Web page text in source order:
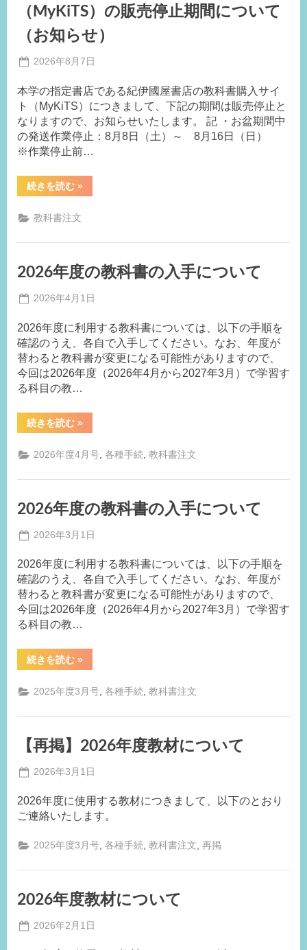
（MyKiTS）の販売停止期間について
（お知らせ）
Posted
2026年8月7日
務
局
K.I
本学の指定書店である紀伊國屋書店の教科書購入サイ
ト（MyKiTS）につきまして、下記の期間は販売停止と
なりますので、お知らせいたします。 記 ・お盆期間中
の発送作業停止：8月8日（土）～ 8月16日（日）
※作業停止前…
続きを読む“紀
伊
屋
書
の
科
書
購
サ
（MyKiTS）
販
売
停
止
つ
い
て
知
»
教科書注文
2026年度の教科書の入手について
Posted
2026年4月1日
務
局
2026年度に利用する教科書については、以下の手順を
確認のうえ、各自で入手してください。なお、年度が
替わると教科書が変更になる可能性がありますので、
今回は2026年度（2026年4月から2027年3月）で学習す
る科目の教…
続きを読む“2026
年
の
教
書
入
手
に
い
»
2026年度4月号 各種手続 ,教科書注文
2026年度の教科書の入手について
Posted
2026年3月1日
務
局
2026年度に利用する教科書については、以下の手順を
確認のうえ、各自で入手してください。なお、年度が
替わると教科書が変更になる可能性がありますので、
今回は2026年度（2026年4月から2027年3月）で学習す
る科目の教…
続きを読む“2026
年
の
教
書
手
に
い
»
2025年度3月号 各種手続 ,教科書注文
【再掲】2026年度教材について
Posted
2026年3月1日
務
局
2026年度に使用する教材につきまして、以下のとおり
ご連絡いたします。
2025年度3月号 各種手続 ,教科書注文 ,再掲
2026年度教材について
Posted
2026年2月1日